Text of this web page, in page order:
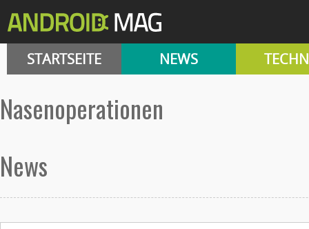
STARTSEITE NEWS
Nasenoperationen
News